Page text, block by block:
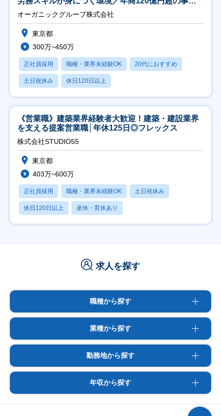
会社】
オーガニックグループ株式会社
東京都
300万~450万
正社員採用 職種・業界未経験OK 20代におすすめ
土日祝休み 休日120日以上
《営業職》建築業界経験者大歓迎！建築・建設業界
を支える提案営業職│年休125日◎フレックス
株式会社STUDIO55
東京都
403万~600万
正社員採用 職種・業界未経験OK 土日祝休み
休日120日以上 産休・育休あり
求人を探す
職種から探す
業種から探す
勤務地から探す
年収から探す